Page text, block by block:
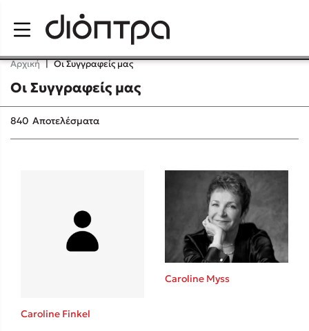
Δημοφιλή Βιβλία
Lidia Branković
Το ξενοδοχείο των συναισθημάτων
Χάρης Πολίτης
Αρχική | Οι Συγγραφείς μας
Οι Συγγραφείς μας
840 Αποτελέσματα
Caroline Finkel
Caroline Myss